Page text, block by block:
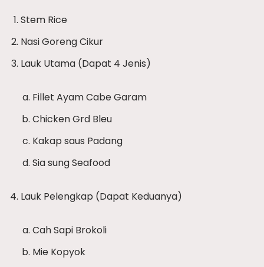
Stem Rice
Nasi Goreng Cikur
Lauk Utama (Dapat 4 Jenis)
Fillet Ayam Cabe Garam
Chicken Grd Bleu
Kakap saus Padang
Sia sung Seafood
Lauk Pelengkap (Dapat Keduanya)
Cah Sapi Brokoli
Mie Kopyok